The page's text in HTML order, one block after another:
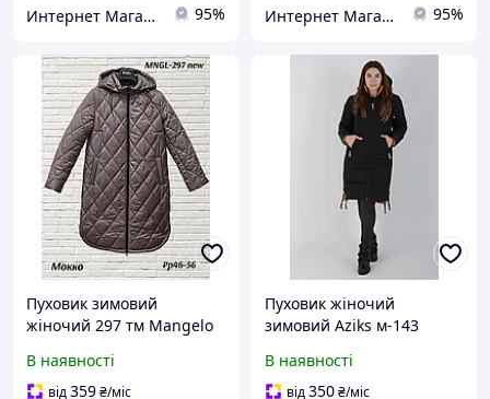
Интернет Магазин Олеся 95% Интернет Магазин Олеся 95%
Пуховик зимовий
жіночий 297 тм Mangelo
В наявності
від359₴/міс
Пуховик жіночий
зимовий Aziks м-143
В наявності
від350₴/міс